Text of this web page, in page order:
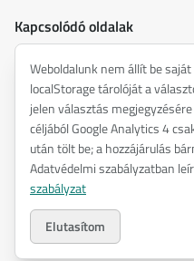
Kapcsolódó oldalak
inspiredacoustics.com
soundy.ai
irat.ai
2026ENTEL Műszaki Fejlesztő Kft.
Adatvédelmi szabályzat
Weboldalunk nem állít be
localStorage tárolóját a
jelen választás
céljából Google Analytics 4
után tölt be; a hozzájárulás
Adatvédelmi szabályzatban
szabályzat
Elutasítom